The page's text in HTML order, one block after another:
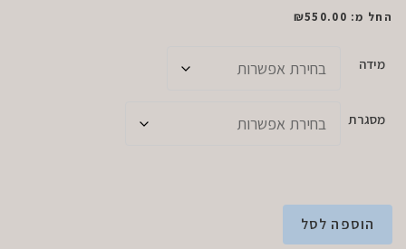
החל מ: ₪550.00
מידה
מסגרת
הוספה לסל